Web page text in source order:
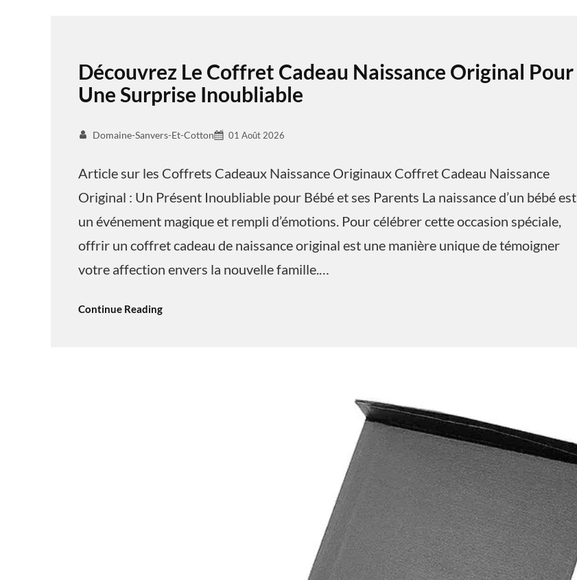
Découvrez Le Coffret Cadeau Naissance Original Pour
Une Surprise Inoubliable
Domaine-Sanvers-Et-Cotton 01 Août 2026
Article sur les Coffrets Cadeaux Naissance Originaux Coffret Cadeau Naissance
Original : Un Présent Inoubliable pour Bébé et ses Parents La naissance d’un bébé est
un événement magique et rempli d’émotions. Pour célébrer cette occasion spéciale,
offrir un coffret cadeau de naissance original est une manière unique de témoigner
votre affection envers la nouvelle famille.…
Continue Reading